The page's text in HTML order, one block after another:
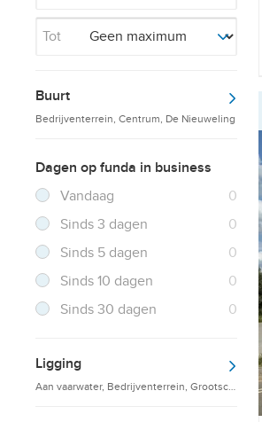
Tot
Buurt
Bedrijventerrein, Centrum, De Nieuweling
Dagen op funda in business
Filter verwijderen
Vandaag 0
Sinds 3 dagen
0
Sinds 5 dagen
0
Sinds 10 dagen
0
Sinds 30 dagen
0
Ligging
Aan vaarwater, Bedrijventerrein, Grootschalige